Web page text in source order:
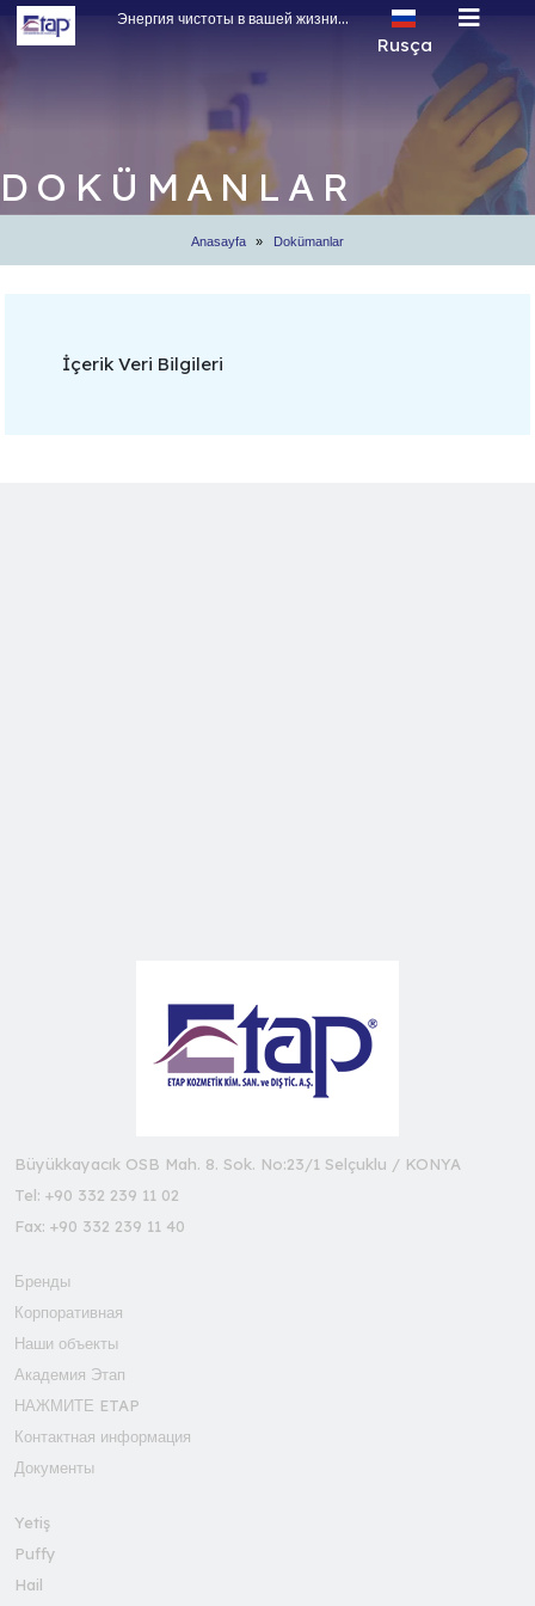
Энергия чистоты в вашей жизни...
Rusça
Türkçe
English
Rusça
Arapça
DOKÜMANLAR
Anasayfa Dokümanlar
İçerik Veri Bilgileri
Büyükkayacık OSB Mah. 8. Sok. No:23/1 Selçuklu / KONYA
Tel: +90 332 239 11 02
Fax: +90 332 239 11 40
Бренды
Корпоративная
Наши объекты
Академия Этап
НАЖМИТЕ ETAP
Контактная информация
Документы
Yetiş
Puffy
Hail